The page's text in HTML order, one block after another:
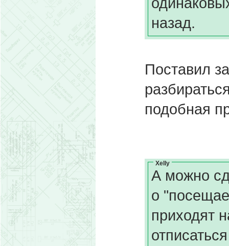
назад.
Поставил
подобная
Xelly
А можно
о
приходят